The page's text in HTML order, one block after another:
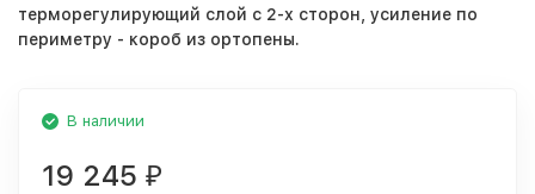
терморегулирующий слой с 2-х сторон, усиление по
периметру - короб из ортопены.
В наличии
19 245 ₽